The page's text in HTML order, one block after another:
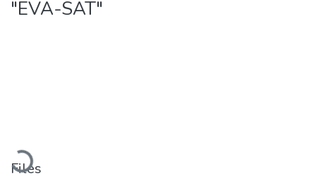
"EVA-SAT"
Loading...
Files